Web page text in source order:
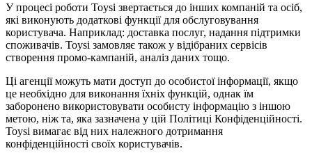
У процесі роботи Toysi звертається до інших компаній та осіб,
які виконують додаткові функції для обслуговування
користувача. Наприклад: доставка послуг, надання підтримки
споживачів. Toysi замовляє також у відібраних сервісів
створення промо-кампаній, аналіз даних тощо.
Ці агенції можуть мати доступ до особистої інформації, якщо
це необхідно для виконання їхніх функцій, однак їм
заборонено використовувати особисту інформацію з іншою
метою, ніж та, яка зазначена у цій Політиці Конфіденційності.
Toysi вимагає від них належного дотримання
конфіденційності своїх користувачів.